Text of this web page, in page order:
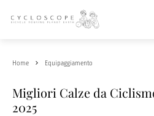
Home Equipaggiamento
Migliori Calze da
2025